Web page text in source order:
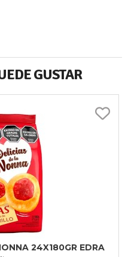
GUSTAR
24X180GR EDRA